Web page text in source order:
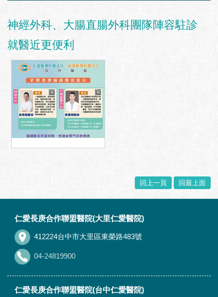
神經外科、大腸直腸外科團隊陣容駐診
就醫近更便利
回上一頁 回最上面
仁愛長庚合作聯盟醫院(大里仁愛醫院)
412224台中市大里區東榮路483號
04-24819900
仁愛長庚合作聯盟醫院(台中仁愛醫院)